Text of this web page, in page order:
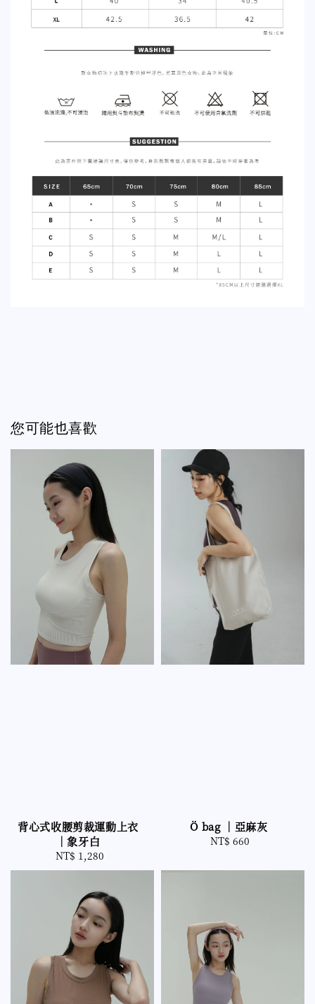
您可能也喜歡
背心式收腰剪裁運動上衣
｜象牙白
Regular
price
NT$ 1,280
Ö bag ｜亞麻灰
Regular
NT$ 660